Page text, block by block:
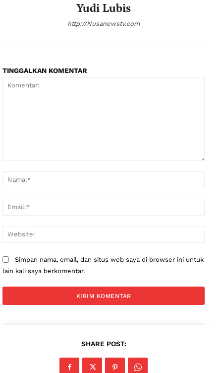
Yudi Lubis
http://Nusanewstv.com
TINGGALKAN KOMENTAR
Simpan nama, email, dan situs web saya di browser ini untuk
lain kali saya berkomentar.
SHARE POST: